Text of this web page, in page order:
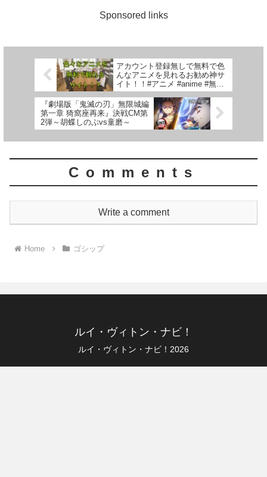
Sponsored links
アカウント登録無しで無料で色
んなアニメを見れるお勧め神サ
イト！！#アニメ #anime #無料
#サイト
『劇場版「鬼滅の刃」無限城編
第一章 猗窩座再来』決戦CM第
2弾～胡蝶しのぶvs童磨～
Comments
Write a comment
Home ゴシップ
ルイ・ヴィトン・ナビ！
ルイ・ヴィトン・ナビ！2026